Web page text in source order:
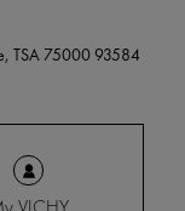
TSA 75000 93584